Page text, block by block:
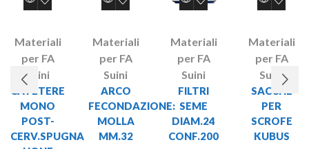
Materiali
per FA
Suini
CATETERE
MONO
POST-
CERV.SPUGNA
Materiali
per FA
Suini
ARCO
FECONDAZIONE:
MOLLA
MM.32
Materiali
per FA
Suini
FILTRI
SEME
DIAM.24
CONF.200
Materiali
per FA
Suini
SACCHE
PER
SCROFE
KUBUS